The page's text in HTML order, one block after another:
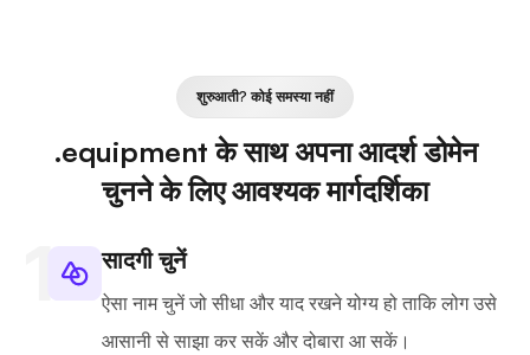
शुरुआती? कोई समस्या नहीं
.equipment के साथ अपना आदर्श डोमेन
चुनने के लिए आवश्यक मार्गदर्शिका
सादगी चुनें
ऐसा नाम चुनें जो सीधा और याद रखने योग्य हो ताकि लोग उसे
आसानी से साझा कर सकें और दोबारा आ सकें।